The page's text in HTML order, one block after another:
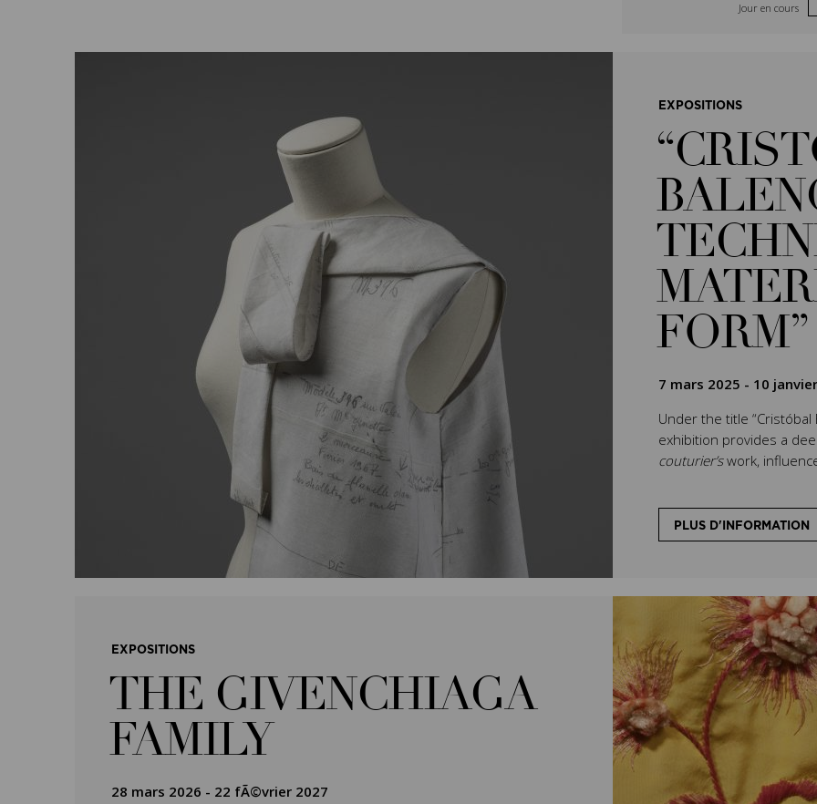
Jour en cours
EXPOSITIONS
FORM”
7 mars 2025 - 10
Under the title “Cristóbal
exhibition provides a
couturier’swork,
PLUS D'INFORMATION
EXPOSITIONS
THE GIVENCHIAGA
FAMILY
28 mars 2026 - 22 fÃ©vrier 2027